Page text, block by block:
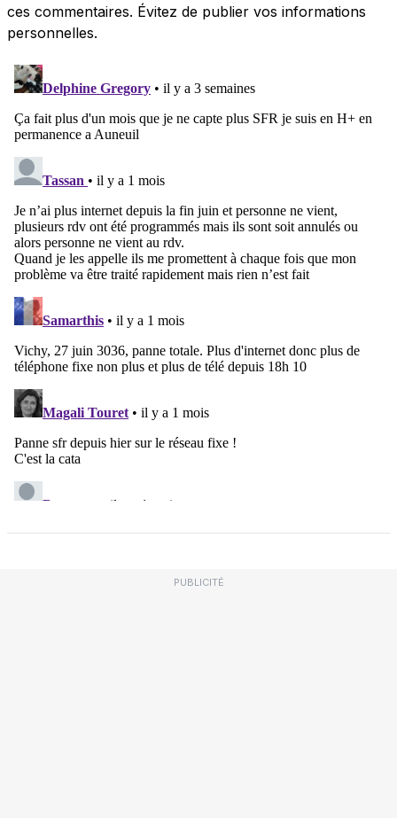
ces commentaires. Évitez de publier vos informations
personnelles.
PUBLICITÉ